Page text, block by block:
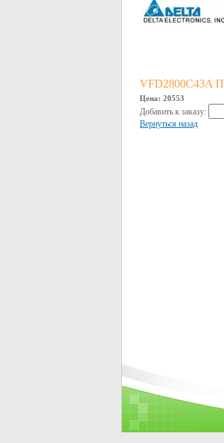
VFD2800C43A
Цена: 20553
Добавить к заказу:
Вернуться назад